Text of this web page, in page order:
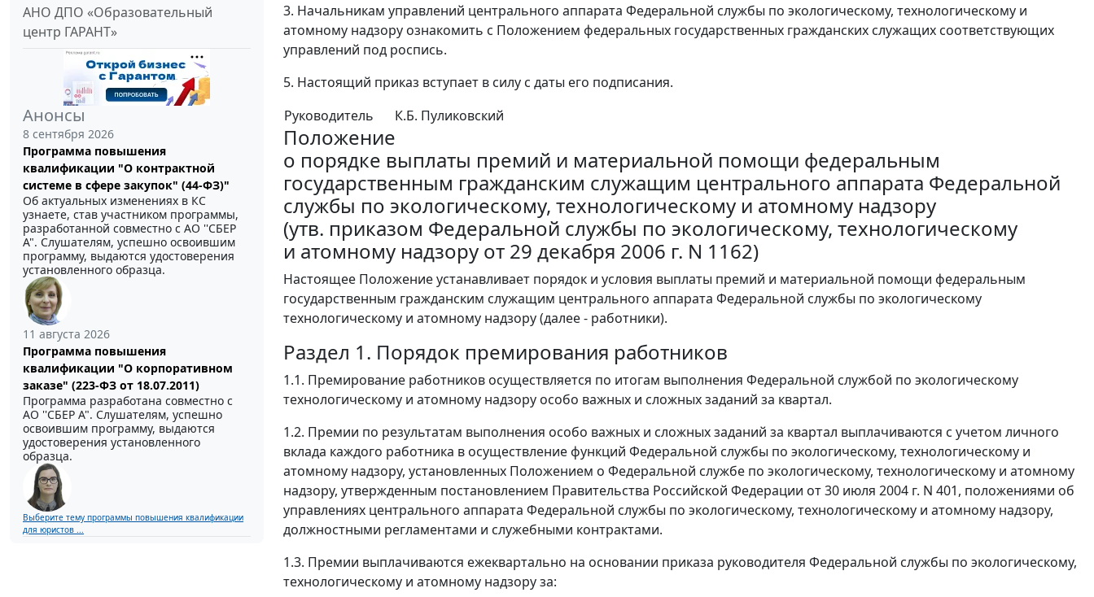
АНО ДПО «Образовательный
центр ГАРАНТ»
Анонсы
8 сентября 2026
Программа повышения
квалификации "О контрактной
системе в сфере закупок" (44-ФЗ)"
Об актуальных изменениях в КС
узнаете, став участником программы,
разработанной совместно с АО ''СБЕР
А". Слушателям, успешно освоившим
программу, выдаются удостоверения
установленного образца.
11 августа 2026
Программа повышения
квалификации "О корпоративном
заказе" (223-ФЗ от 18.07.2011)
Программа разработана совместно с
АО ''СБЕР А". Слушателям, успешно
освоившим программу, выдаются
удостоверения установленного
образца.
Выберите тему программы повышения квалификации
для юристов ...
3. Начальникам управлений центрального аппарата Федеральной службы по экологическому, технологическому и
атомному надзору ознакомить с Положением федеральных государственных гражданских служащих соответствующих
управлений под роспись.
5. Настоящий приказ вступает в силу с даты его подписания.
Руководитель
К.Б. Пуликовский
Положение
о порядке выплаты премий и материальной помощи федеральным
государственным гражданским служащим центрального аппарата Федеральной
службы по экологическому, технологическому и атомному надзору
(утв. приказом Федеральной службы по экологическому, технологическому
и атомному надзору от 29 декабря 2006 г. N 1162)
Настоящее Положение устанавливает порядок и условия выплаты премий и материальной помощи федеральным
государственным гражданским служащим центрального аппарата Федеральной службы по экологическому
технологическому и атомному надзору (далее - работники).
Раздел 1. Порядок премирования работников
1.1. Премирование работников осуществляется по итогам выполнения Федеральной службой по экологическому
технологическому и атомному надзору особо важных и сложных заданий за квартал.
1.2. Премии по результатам выполнения особо важных и сложных заданий за квартал выплачиваются с учетом личного
вклада каждого работника в осуществление функций Федеральной службы по экологическому, технологическому и
атомному надзору, установленных Положением о Федеральной службе по экологическому, технологическому и атомному
надзору, утвержденным постановлением Правительства Российской Федерации от 30 июля 2004 г. N 401, положениями об
управлениях центрального аппарата Федеральной службы по экологическому, технологическому и атомному надзору,
должностными регламентами и служебными контрактами.
1.3. Премии выплачиваются ежеквартально на основании приказа руководителя Федеральной службы по экологическому,
технологическому и атомному надзору за: